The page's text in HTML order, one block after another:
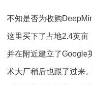
不知是否为收购
这里买下了占地2.4英亩
并在附近建立了Google
术大厂稍后也跟了过来